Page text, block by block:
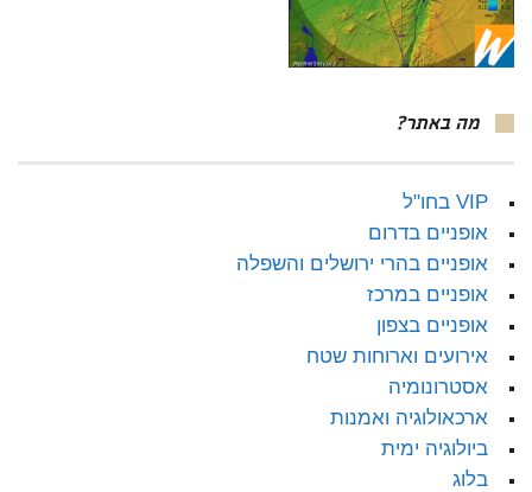
מה באתר?
VIP בחו"ל
אופניים בדרום
אופניים בהרי ירושלים והשפלה
אופניים במרכז
אופניים בצפון
אירועים וארוחות שטח
אסטרונומיה
ארכאולוגיה ואמנות
ביולוגיה ימית
בלוג